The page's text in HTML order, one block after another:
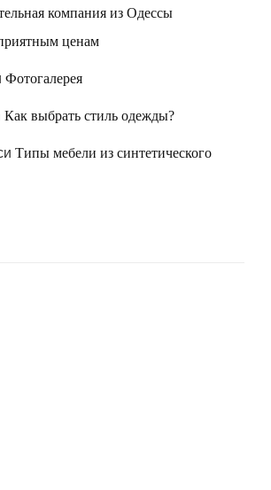
компания из Одессы
ценам
Фотогалерея
Как выбрать стиль одежды?
Типы мебели из синтетического